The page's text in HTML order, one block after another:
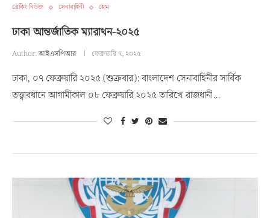
ব্রেকিং নিউজ সেনাবাহিনী হোম
ঢাকা আন্তর্জাতিক ম্যারাথন-২০২৫
Author:আইএসপিআর ফেব্রুয়ারি ৭, ২০২৫
ঢাকা, ০৭ ফেব্রুয়ারি ২০২৫ (শুক্রবার): বাংলাদেশ সেনাবাহিনীর সার্বিক
তত্ত্বাবধানে আগামীকাল ০৮ ফেব্রুয়ারি ২০২৫ তারিখে রাজধানী…